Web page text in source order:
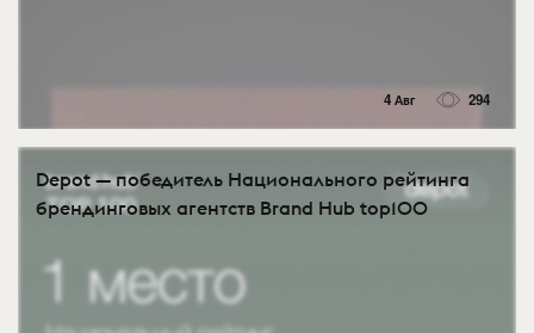
4 Авг 294
Depot — победитель Национального рейтинга
брендинговых агентств Brand Hub top100